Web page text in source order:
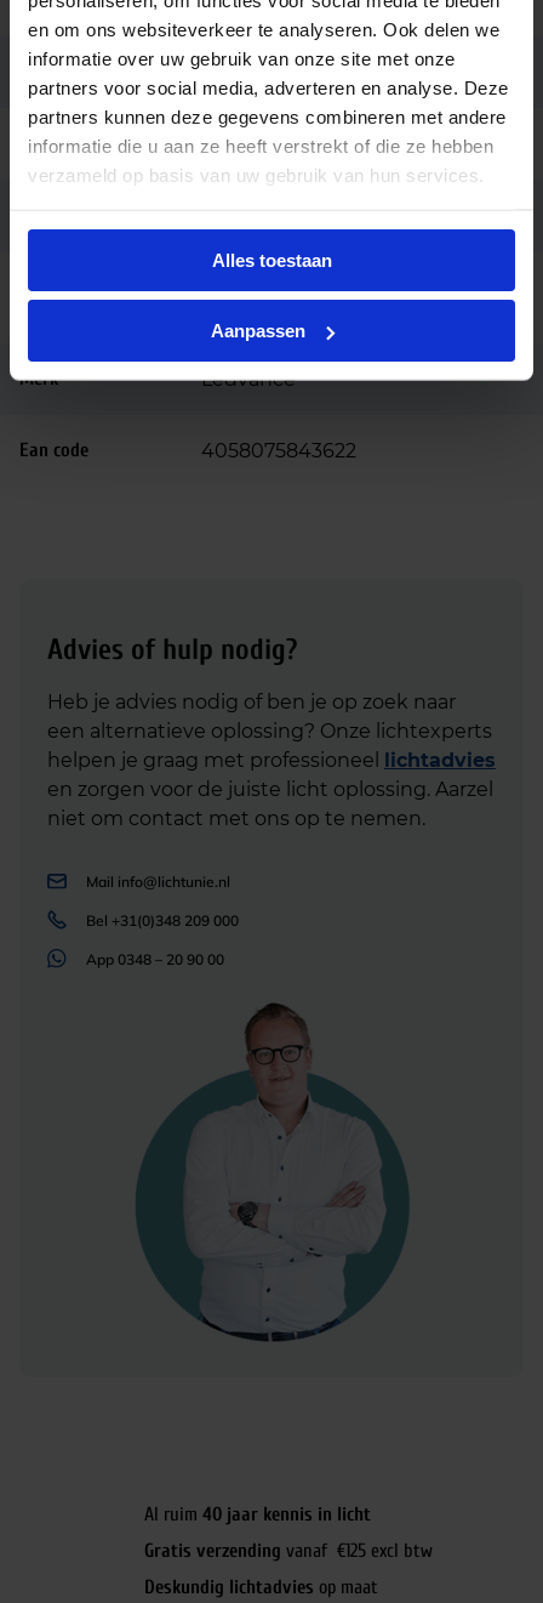
en om ons websiteverkeer te analyseren. Ook delen we
informatie over uw gebruik van onze site met onze
partners voor social media, adverteren en analyse. Deze
partners kunnen deze gegevens combineren met andere
informatie die u aan ze heeft verstrekt of die ze hebben
verzameld op basis van uw gebruik van hun services.
Alles toestaan
Aanpassen
Powerfactor >0.9
Breedte (mm) 46
Bedrijfstemperatu
ur
-20 tot +50
Merk Ledvance
Ean code 4058075843622
Advies of hulp nodig?
Heb je advies nodig of ben je op zoek naar
een alternatieve oplossing? Onze lichtexperts
helpen je graag met professioneel lichtadvies
en zorgen voor de juiste licht oplossing. Aarzel
niet om contact met ons op te nemen.
Mail info@lichtunie.nl
Bel +31(0)348 209 000
App 0348 – 20 90 00
Al ruim 40 jaar kennis in licht
Gratis verzending vanaf €125 excl btw
Deskundig lichtadvies op maat